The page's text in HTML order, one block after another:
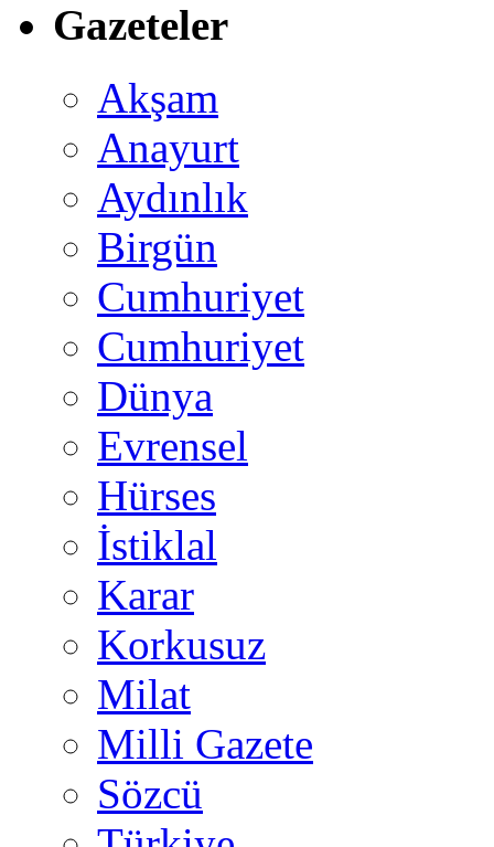
Gazeteler
Akşam
Anayurt
Aydınlık
Birgün
Cumhuriyet
Cumhuriyet
Dünya
Evrensel
Hürses
İstiklal
Karar
Korkusuz
Milat
Milli Gazete
Sözcü